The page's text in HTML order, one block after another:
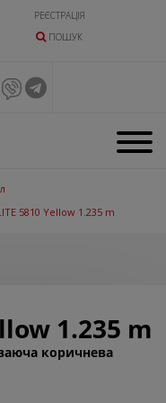
РЕЄСТРАЦІЯ
ПОШУК
5810 Yellow 1.235 m
1.235 m
коричнева